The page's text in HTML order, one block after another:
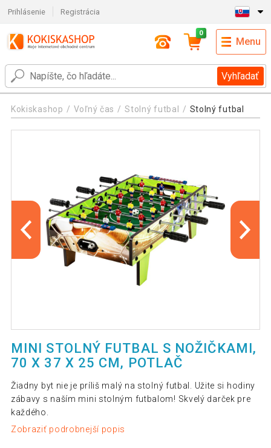
Prihlásenie Registrácia
Vyhľadať
0
Menu
Kokiskashop Voľný čas Stolný futbal Stolný futbal
MINI STOLNÝ FUTBAL S NOŽIČKAMI,
70 X 37 X 25 CM, POTLAČ
Žiadny byt nie je príliš malý na stolný futbal. Užite si hodiny
zábavy s naším mini stolným futbalom! Skvelý darček pre
každého.
Zobraziť podrobnejší popis